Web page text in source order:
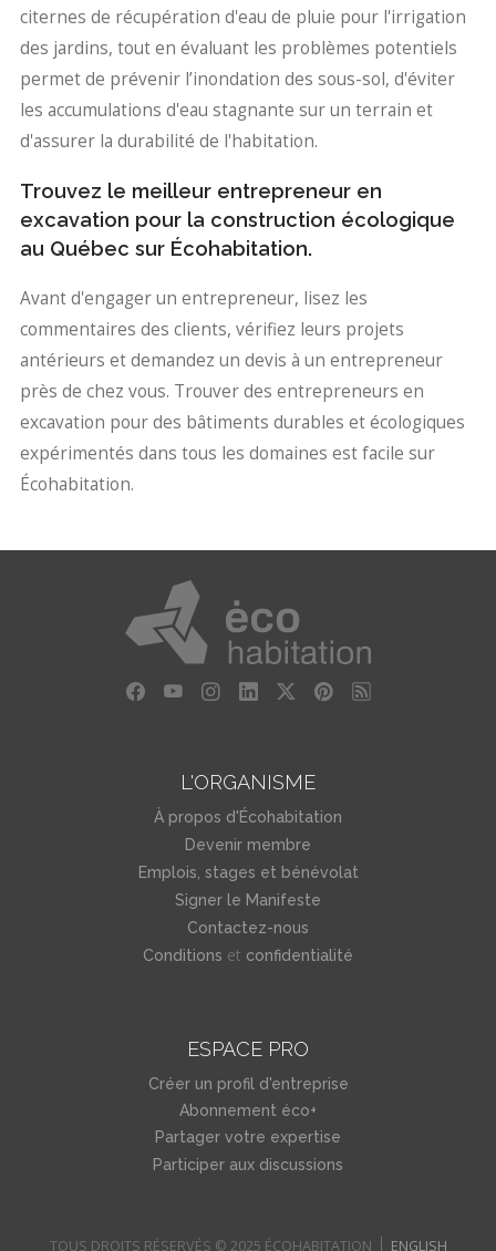
citernes de récupération d'eau de pluie pour l'irrigation
des jardins, tout en évaluant les problèmes potentiels
permet de prévenir l’inondation des sous-sol, d'éviter
les accumulations d'eau stagnante sur un terrain et
d'assurer la durabilité de l'habitation.
Trouvez le meilleur entrepreneur en
excavation pour la construction écologique
au Québec sur Écohabitation.
Avant d'engager un entrepreneur, lisez les
commentaires des clients, vérifiez leurs projets
antérieurs et demandez un devis à un entrepreneur
près de chez vous. Trouver des entrepreneurs en
excavation pour des bâtiments durables et écologiques
expérimentés dans tous les domaines est facile sur
Écohabitation.
L'ORGANISME
À propos d'Écohabitation
Devenir membre
Emplois, stages et bénévolat
Signer le Manifeste
Contactez-nous
Conditions et confidentialité
ESPACE PRO
Créer un profil d'entreprise
Abonnement éco+
Partager votre expertise
Participer aux discussions
TOUS DROITS RÉSERVÉS © 2025 ÉCOHABITATION ENGLISH